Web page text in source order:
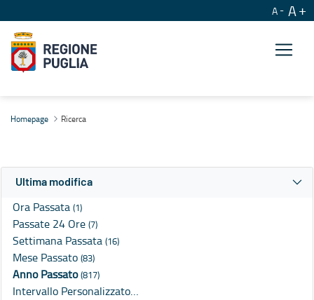
A A
Homepage Ricerca
Ultima modifica
Ora Passata (1)
Passate 24 Ore (7)
Settimana Passata (16)
Mese Passato (83)
Anno Passato(817)
Intervallo Personalizzato…